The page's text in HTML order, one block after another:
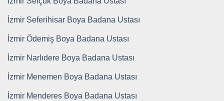
İzmir Seferihisar Boya Badana Ustası
İzmir Ödemiş Boya Badana Ustası
İzmir Narlıdere Boya Badana Ustası
İzmir Menemen Boya Badana Ustası
İzmir Menderes Boya Badana Ustası